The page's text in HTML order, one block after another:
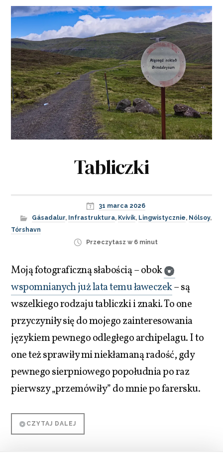
Tabliczki
31 marca 2026
Gásadalur, Infrastruktura, Kvívík, Lingwistycznie, Nólsoy,
Tórshavn
Przeczytasz w 6 minut
Moją fotograficzną słabością – obok
wspomnianych już lata temu ławeczek– są
wszelkiego rodzaju tabliczki i znaki. To one
przyczyniły się do mojego zainteresowania
językiem pewnego odległego archipelagu. I to
one też sprawiły mi niekłamaną radość, gdy
pewnego sierpniowego popołudnia po raz
pierwszy „przemówiły” do mnie po farersku.
CZYTAJ DALEJ